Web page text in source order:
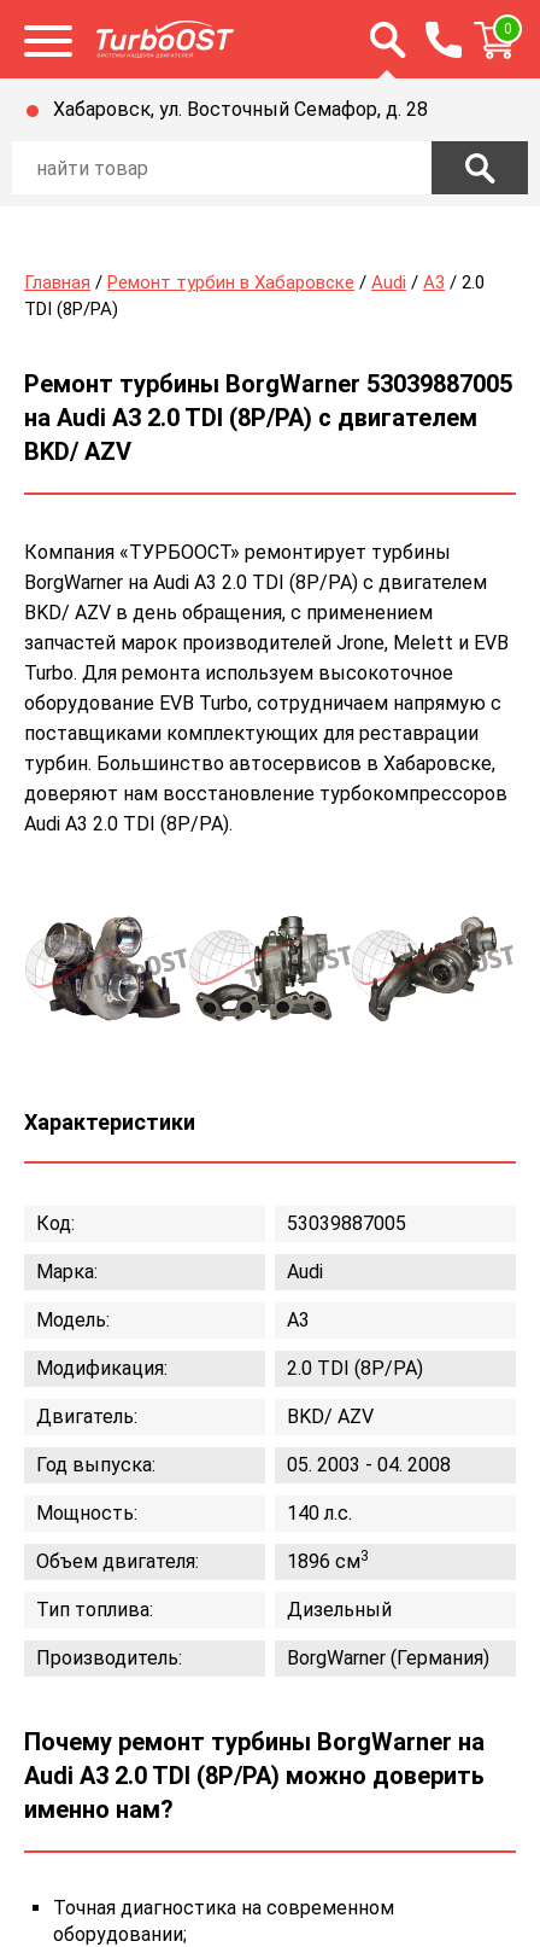
Открыть меню Открыть строку
0
Хабаровск, ул. Восточный Семафор, д. 28
Главная / Ремонт турбин в Хабаровске / Audi / A3 / 2.0
TDI (8P/PA)
Ремонт турбины BorgWarner 53039887005
на Audi A3 2.0 TDI (8P/PA) с двигателем
BKD/ AZV
Компания «ТУРБООСТ» ремонтирует турбины
BorgWarner на Audi A3 2.0 TDI (8P/PA) с двигателем
BKD/ AZV в день обращения, с применением
запчастей марок производителей Jrone, Melett и EVB
Turbo. Для ремонта используем высокоточное
оборудование EVB Turbo, сотрудничаем напрямую с
поставщиками комплектующих для реставрации
турбин. Большинство автосервисов в Хабаровске,
доверяют нам восстановление турбокомпрессоров
Audi A3 2.0 TDI (8P/PA).
Характеристики
Код: 53039887005
Марка: Audi
Модель: A3
Модификация: 2.0 TDI (8P/PA)
Двигатель: BKD/ AZV
Год выпуска: 05. 2003 - 04. 2008
Мощность: 140 л.с.
Объем двигателя: 1896 см3
Тип топлива: Дизельный
Производитель: BorgWarner (Германия)
Почему ремонт турбины BorgWarner на
Audi A3 2.0 TDI (8P/PA) можно доверить
именно нам?
Точная диагностика на современном
оборудовании;